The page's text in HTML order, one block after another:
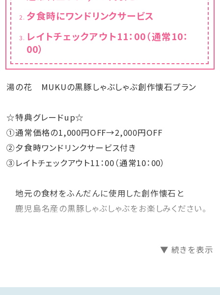
夕食時にワンドリンクサービス
レイトチェックアウト11：00（通常10：
00）
湯の花 MUKUの黒豚しゃぶしゃぶ創作懐石プラン
☆特典グレードup☆
①通常価格の1,000円OFF→2,000円OFF
②夕食時ワンドリンクサービス付き
③レイトチェックアウト11：00（通常10：00）
地元の食材をふんだんに使用した創作懐石と
鹿児島名産の黒豚しゃぶしゃぶをお楽しみください。
∴‥∵‥∴‥∵‥∴‥∴‥∵‥∴‥∵‥∴‥∴‥
▼ 続きを表示